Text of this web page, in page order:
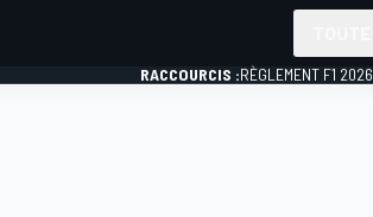
RACCOURCIS :RÈGLEMENT F1 2026